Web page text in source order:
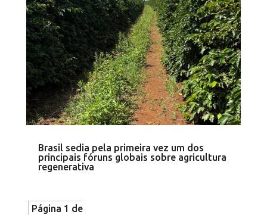
Brasil sedia pela primeira vez um dos
principais fóruns globais sobre agricultura
regenerativa
Página 1 de